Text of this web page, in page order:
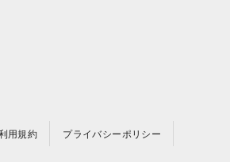
用規約 プライバシーポリシー